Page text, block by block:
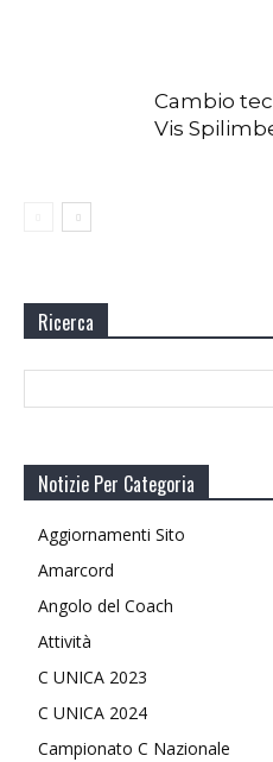
Cambio
Vis
Ricerca
Notizie Per Categoria
Aggiornamenti Sito
Amarcord
Angolo del Coach
Attività
C UNICA 2023
C UNICA 2024
Campionato C Nazionale